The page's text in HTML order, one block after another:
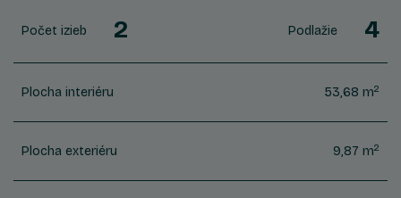
Počet izieb 2 Podlažie 4
Plocha interiéru 53,68 m2
Plocha exteriéru 9,87 m2